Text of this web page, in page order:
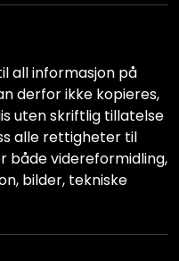
all informasjon på
derfor ikke kopieres,
uten skriftlig tillatelse
alle rettigheter til
både videreformidling,
bilder, tekniske